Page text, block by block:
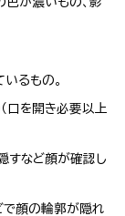
るもの。
口を開き必要以上
すなど顔が確認し
で顔の輪郭が隠れ